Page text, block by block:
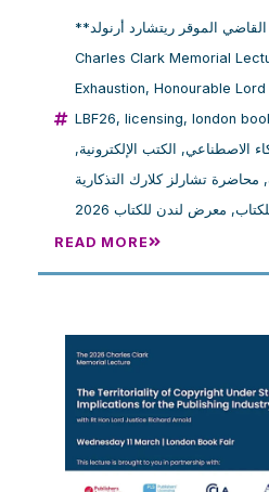
Charles Clark Memorial
Exhaustion, Honourable
LBF26, licensing, london
الاصطناعي, الكتب الإلكترونية,
, محاضرة تشارلز كلارك التذكارية
, معرض لندن للكتاب 2026
READ MORE